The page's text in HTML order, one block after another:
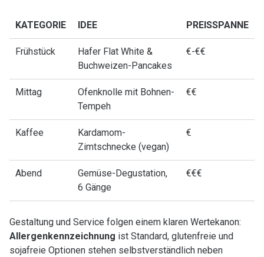
KATEGORIE IDEE PREISSPANNE
Frühstück
Hafer Flat White &
Buchweizen-Pancakes
€-€€
Mittag
Ofenknolle mit Bohnen-
Tempeh
€€
Kaffee
Kardamom-
Zimtschnecke (vegan)
€
Abend
Gemüse-Degustation,
6 Gänge
€€€
Gestaltung und Service folgen einem klaren Wertekanon:
Allergenkennzeichnung ist Standard, glutenfreie und
sojafreie Optionen stehen selbstverständlich neben